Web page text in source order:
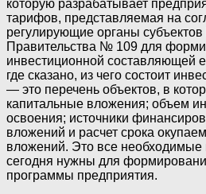
которую разрабатывает
тарифов, представляемая на
регулирующие органы
Правительства № 109 для
инвестиционной составляющей
где сказано, из чего состоит
— это перечень объектов, в
капитальные вложения; объем
освоения; источники
вложений и расчет срока
вложений. Это все необходимые
сегодня нужны для
программы предприятия.